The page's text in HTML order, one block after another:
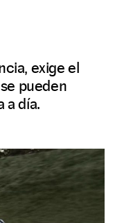
exige el
pueden
a día.